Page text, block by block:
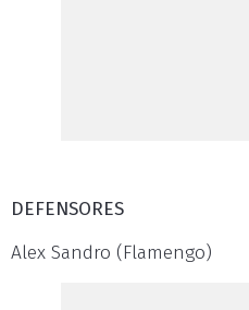
DEFENSORES
Alex Sandro (Flamengo)